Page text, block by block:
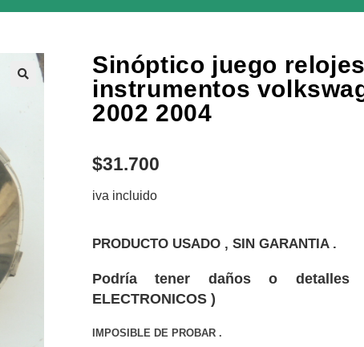
Sinóptico juego relojes
instrumentos
2002 2004
$31.700
iva incluido
PRODUCTO USADO , SIN GARANTIA .
Podría tener daños o detalles(
ELECTRONICOS )
IMPOSIBLE DE PROBAR .